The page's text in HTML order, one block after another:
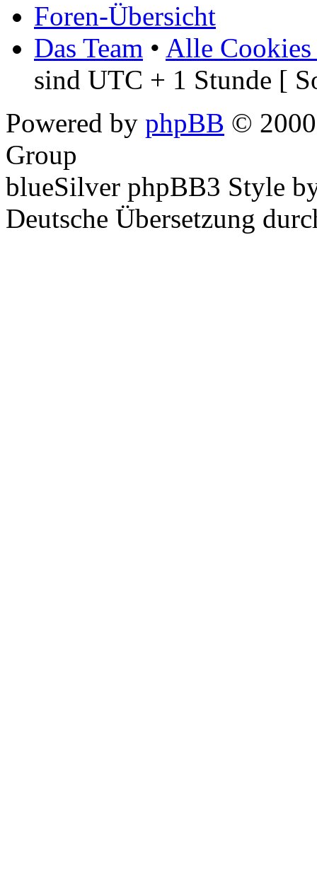
Foren-Übersicht
Das Team • Alle Cookies
sind UTC + 1 Stunde [
Powered by phpBB ©
Group
blueSilver phpBB3 Style
Deutsche Übersetzung